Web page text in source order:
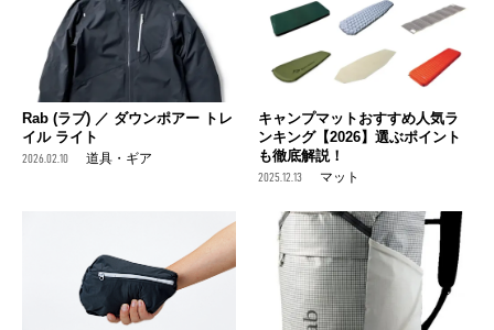
Rab (ラブ) ／ ダウンポアー トレ
イル ライト
2026.02.10 道具・ギア
キャンプマットおすすめ人気ラ
ンキング【2026】選ぶポイント
も徹底解説！
2025.12.13 マット